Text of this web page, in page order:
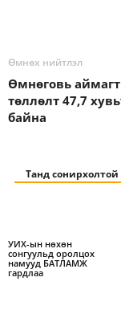
Өмнөх нийтлэл
Өмнөговь
төллөлт 47,7
байна
Танд
УИХ-ын нөхөн
сонгуульд оролцох
намууд БАТЛАМЖ
гардлаа